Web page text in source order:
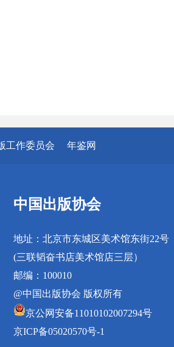
工作委员会 年鉴网
中国出版协会
地址：北京市东城区美术馆东街22号
(三联韬奋书店美术馆店三层）
邮编：100010
@中国出版协会 版权所有
京公网安备11010102007294号
京ICP备05020570号-1